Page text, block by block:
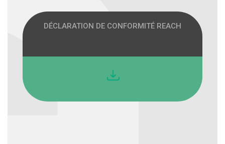
DÉCLARATION DE CONFORMITÉ REACH